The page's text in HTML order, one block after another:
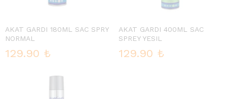
AKAT GARDI 180ML SAC SPRY
NORMAL
129.90 ₺
AKAT GARDI 400ML SAC
SPREY YESIL
129.90 ₺